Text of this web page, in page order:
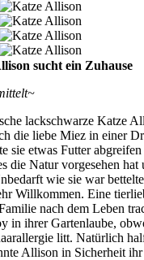
sucht ein Zuhause
lackschwarze Katze
die liebe Miez in einer
sie etwas Futter
die Natur vorgesehen
wie sie war
Willkommen. Eine
nach dem Leben
in ihrer Gartenlaube,
litt. Natürlich
Allison in Sicherheit